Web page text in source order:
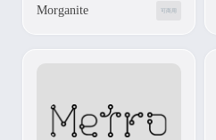
Morganite 可商用